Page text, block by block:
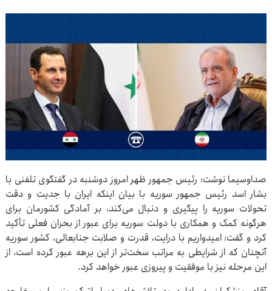
صداوسیما نوشت: رئیس جمهور ظهر امروز دوشنبه در گفتگوی تلفنی با
بشار اسد رئیس جمهور سوریه با بیان اینکه ایران با جدیت و دقت
تحولات سوریه را پیگیری و دنبال می‌کند، بر آمادگی کشورمان برای
هرگونه کمک و همکاری با دولت سوریه برای عبور از بحران فعلی تأکید
کرد و گفت: امیدواریم با درایت، قدرت و صلابت جنابعالی، کشور سوریه
آنچنان که از شرایطی به مراتب سخت‌تر از این برهه عبور کرده است، از
این مرحله نیز با موفقیت و پیروزی عبور خواهد کرد.